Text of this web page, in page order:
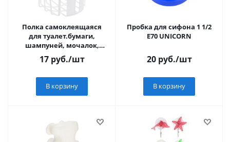
Полка самоклеящаяся
для туалет.бумаги,
шампуней, мочалок,
полипропилен VETTA
17руб./шт
В корзину
Пробка для сифона 1 1/2
E70 UNICORN
20руб./шт
В корзину